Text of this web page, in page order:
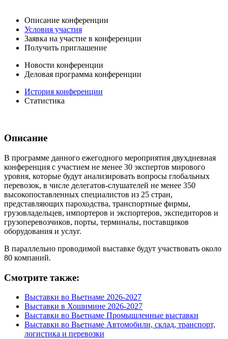
Описание конференции
Условия участия
Заявка на участие в конференции
Получить приглашение
Новости конференции
Деловая программа конференции
История конференции
Статистика
Описание
В программе данного ежегодного мероприятия двухдневная
конференция с участием не менее 30 экспертов мирового
уровня, которые будут анализировать вопросы глобальных
перевозок, в чиcле делегатов-слушателей не менее 350
высокопоставленных специалистов из 25 стран,
представляющих пароходства, транспортные фирмы,
грузовладельцев, импортеров и экспортеров, экспедиторов и
грузоперевозчиков, порты, терминалы, поставщиков
оборудования и услуг.
В параллельно проводимой выставке будут участвовать около
80 компаний.
Смотрите также:
Выставки во Вьетнаме 2026-2027
Выставки в Хошимине 2026-2027
Выставки во Вьетнаме Промышленные выставки
Выставки во Вьетнаме Автомобили, склад, транспорт,
логистика и перевозки